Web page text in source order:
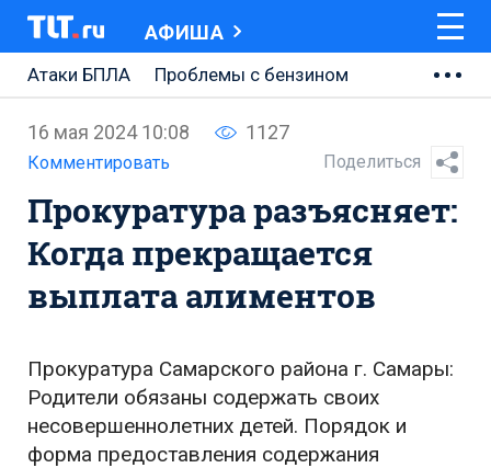
АФИША
Атаки БПЛА
Проблемы с бензином
Ремонт Центральной площади
Ремонт Обводного шоссе
Набережная Тольятти
Неделя Тольятти
16 мая 2024 10:08 1127
Комментировать Поделиться
Прокуратура разъясняет:
Когда прекращается
выплата алиментов
Прокуратура Самарского района г. Самары:
Родители обязаны содержать своих
несовершеннолетних детей. Порядок и
форма предоставления содержания